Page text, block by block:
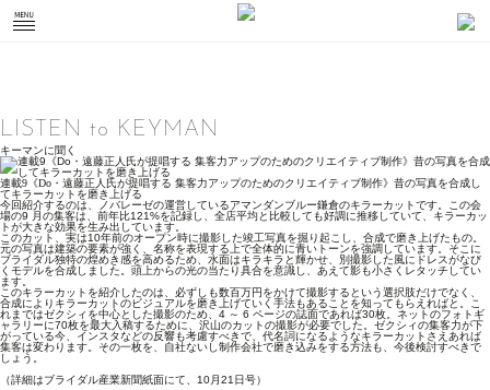
LISTEN to KEYMAN
キーマンに聞く
連載9《Do・遠藤正人氏が提唱する 集客力アップのためのクリエイティブ制作》昔の写真を合成し
てキラーカットを磨き上げる
今回紹介するのは、ノバレーゼの運営しているアマンダンブルー鎌倉のキラーカットです。この会
場の9 月の集客は、前年比121%を記録し、全店平均と比較しても好調に推移していて、キラーカッ
トが大きな効果を生み出しています。
このカット、実は10年前のオープン時に撮影した竣工写真を掘り起こし、合成で磨き上げたもの。
元の写真は建築の要素が強く、名称を表現する上で全体的に青いトーンを強調しています。そこに
ブライダル独特の煌めき感を高めるため、水面はキラキラと輝かせ、別撮影した風にドレスがなび
くモデルを合成しました。頭上からの光の当たり具合を意識し、あえて影も小さくレタッチしてい
ます。
このキラーカットを紹介したのは、必ずしも数百万円をかけて撮影するという選択肢だけでなく、
合成によりキラーカットのビジュアルを磨き上げていく手法もあることを知ってもらえればと。こ
れまではゼクシィを中心とした撮影のため、4 ～ 6 ページの誌面であれば30枚。ネットのフォトギ
ャラリーに70枚を最大入稿するために、沢山のカットの撮影が必要でした。ゼクシィの集客力が下
がっている今、インスタなどの反響も考慮すべきで、代名詞になるようなキラーカットさえあれば
集客は変わります。その一枚を、自社ないし制作会社で磨き込みをする方法も、今後検討すべきで
しょう。
（詳細はブライダル産業新聞紙面にて、10月21日号）